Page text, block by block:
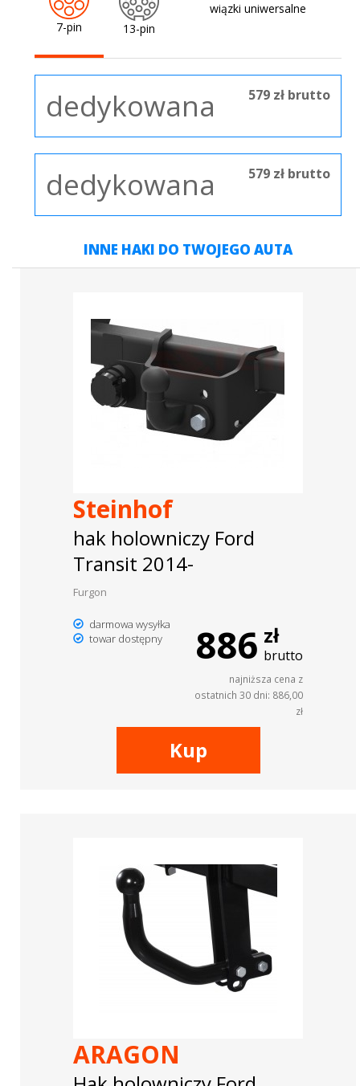
7-pin 13-pin
wiązki uniwersalne
dedykowana 579 zł brutto
dedykowana 579 zł brutto
INNE HAKI DO TWOJEGO AUTA
Steinhof
hak holowniczy Ford
Transit 2014-
Furgon
darmowa wysyłka
towar dostępny
886 zł
brutto
najniższa cena z
ostatnich 30 dni: 886,00
zł
Kup
ARAGON